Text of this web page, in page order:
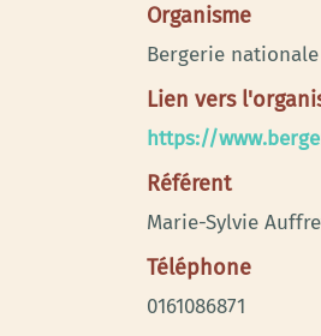
Organisme
Bergerie nationale
Lien vers
https://
Référent
Marie-Sylvie
Téléphone
0161086871